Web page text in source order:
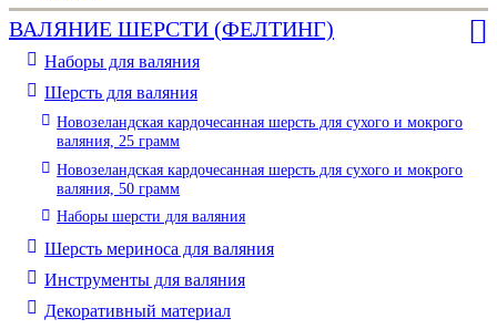
ВАЛЯНИЕ ШЕРСТИ (ФЕЛТИНГ)
Наборы для валяния
Шерсть для валяния
Новозеландская кардочесанная шерсть для сухого и мокрого
валяния, 25 грамм
Новозеландская кардочесанная шерсть для сухого и мокрого
валяния, 50 грамм
Наборы шерсти для валяния
Шерсть мериноса для валяния
Инструменты для валяния
Декоративный материал